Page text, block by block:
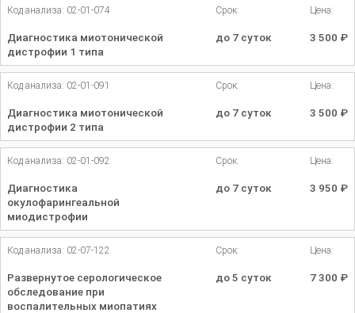
Код анализа: 02-01-074
Диагностика миотонической
дистрофии 1 типа
Срок:
до 7 суток
Цена:
3 500 ₽
Код анализа: 02-01-091
Диагностика миотонической
дистрофии 2 типа
Срок:
до 7 суток
Цена:
3 500 ₽
Код анализа: 02-01-092
Диагностика
окулофарингеальной
миодистрофии
Срок:
до 7 суток
Цена:
3 950 ₽
Код анализа: 02-07-122
Развернутое серологическое
обследование при
воспалительных миопатиях
Срок:
до 5 суток
Цена:
7 300 ₽